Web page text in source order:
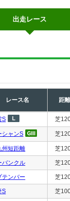
出走レース
レース名 距離
S 芝
シャンS 芝
州短距離 芝
バンクル 芝
テンバー 芝
S 芝